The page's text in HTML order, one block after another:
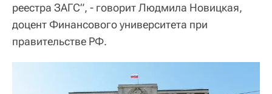
реестра ЗАГС”, - говорит Людмила Новицкая,
доцент Финансового университета при
правительстве РФ.